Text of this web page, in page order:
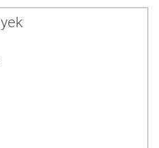
Kft.